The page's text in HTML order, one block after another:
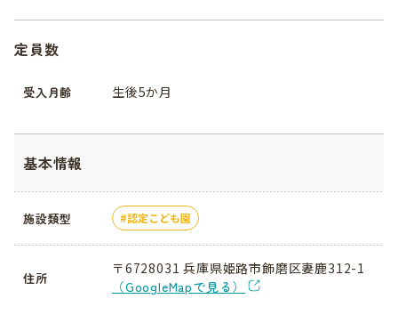
定員数
受入月齢 生後5か月
基本情報
施設類型 認定こども園
住所
〒6728031 兵庫県姫路市飾磨区妻鹿312-1
（GoogleMapで見る）